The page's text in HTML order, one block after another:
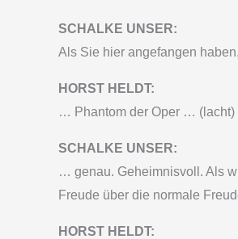
SCHALKE UNSER:
Als Sie hier angefangen
HORST HELDT:
… Phantom der Oper … (lacht)
SCHALKE UNSER:
… genau. Geheimnisvoll. Als
Freude über die normale
HORST HELDT: